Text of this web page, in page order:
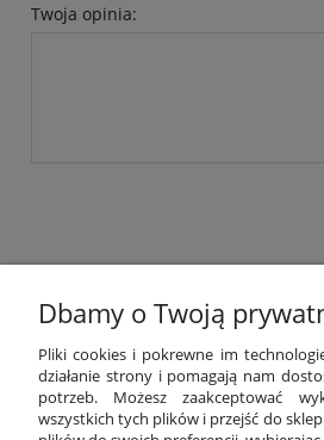
Twoja opinia:
POMOC
MOJE
Dbamy o Twoją
Pliki cookies i pokrewne im
działanie strony i pomagają nam
potrzeb. Możesz zaakceptować
wszystkich tych plików i przejść do